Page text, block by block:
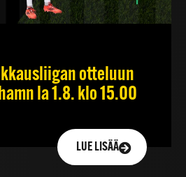
otteluun
la 1.8. klo 15.00
LUE LISÄÄ